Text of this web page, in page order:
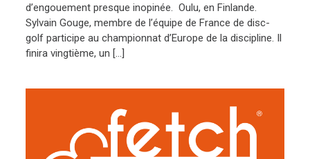
d’engouement presque inopinée. Oulu, en Finlande.
Sylvain Gouge, membre de l’équipe de France de disc-
golf participe au championnat d’Europe de la discipline. Il
finira vingtième, un […]